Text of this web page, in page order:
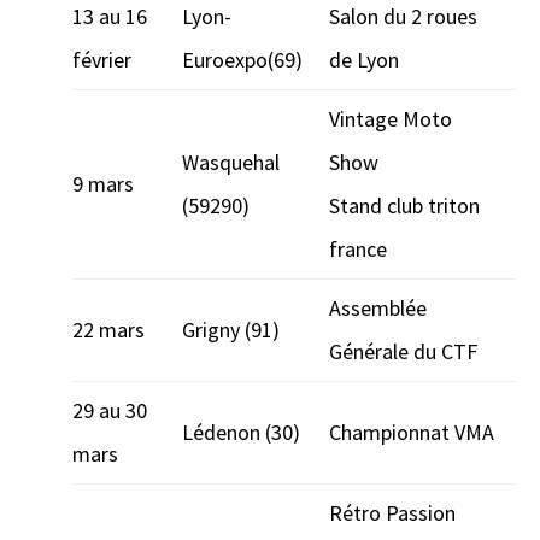
13 au 16
février
Lyon-
Euroexpo(69)
Salon du 2 roues
de Lyon
9 mars
Wasquehal
(59290)
Vintage Moto
Show
Stand club triton
france
22 mars Grigny (91)
Assemblée
Générale du CTF
29 au 30
mars
Lédenon (30) Championnat VMA
Rétro Passion